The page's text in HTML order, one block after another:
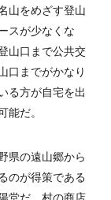
山をめざす登山
スが少なくな
山口まで公共交
口までがかなり
る方が自宅を出
能だ。
県の遠山郷から
のが得策である